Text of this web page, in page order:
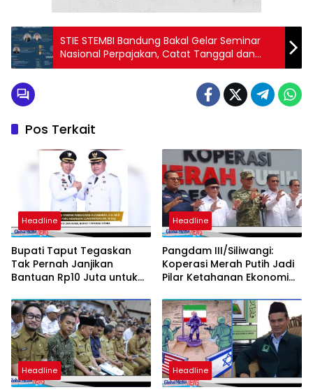
STIE STEMBI Bandung Bakal Gelar Seminar
Nasional Perpajakan, Catat Tanggal dan
Tempatnya
Pos Terkait
Headline
Bupati Taput Tegaskan
Tak Pernah Janjikan
Bantuan Rp10 Juta untuk
Headline
Pangdam III/Siliwangi:
Koperasi Merah Putih Jadi
Pilar Ketahanan Ekonomi
Headline Headline